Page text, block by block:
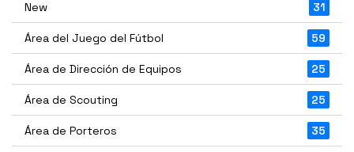
New 31
Área del Juego del Fútbol 59
Área de Dirección de Equipos 25
Área de Scouting 25
Área de Porteros 35